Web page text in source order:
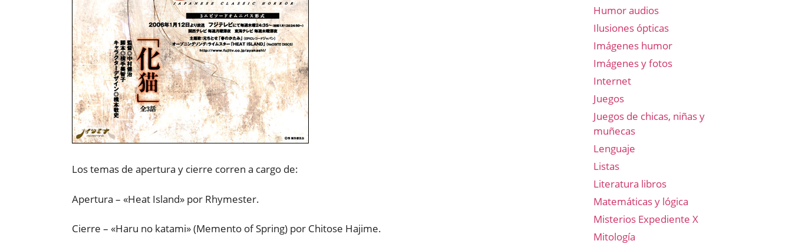
Los temas de apertura y cierre corren a cargo de:
Apertura – «Heat Island» por Rhymester.
Cierre – «Haru no katami» (Memento of Spring) por Chitose Hajime.
Humor audios
Ilusiones ópticas
Imágenes humor
Imágenes y fotos
Internet
Juegos
Juegos de chicas, niñas y
muñecas
Lenguaje
Listas
Literatura libros
Matemáticas y lógica
Misterios Expediente X
Mitología